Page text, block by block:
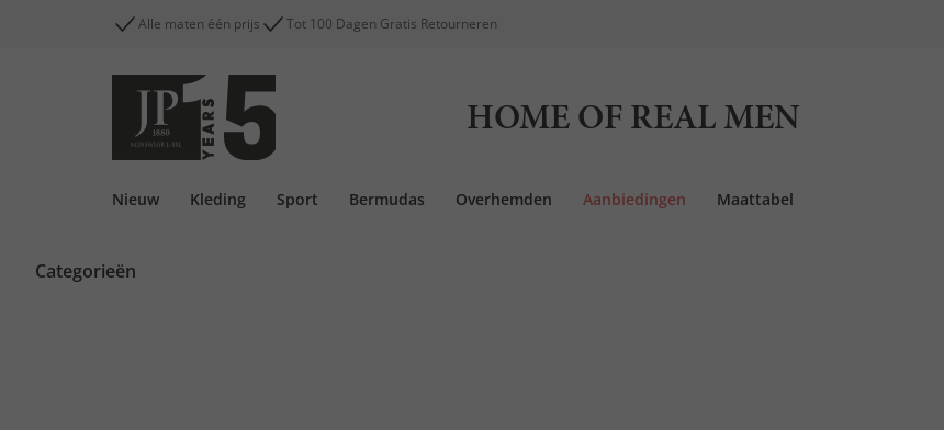
Alle maten één prijs Tot 100 Dagen Gratis Retourneren
HOME OF REAL MEN
Nieuw Kleding Sport Bermudas Overhemden Aanbiedingen Maattabel
Categorieën